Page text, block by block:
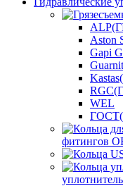
Aston
Gapi
WEL
фитингов